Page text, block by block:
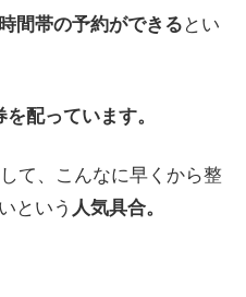
時間帯の予約ができる とい
を配っています。
て 、 こんなに早くから整
という 人気具合。